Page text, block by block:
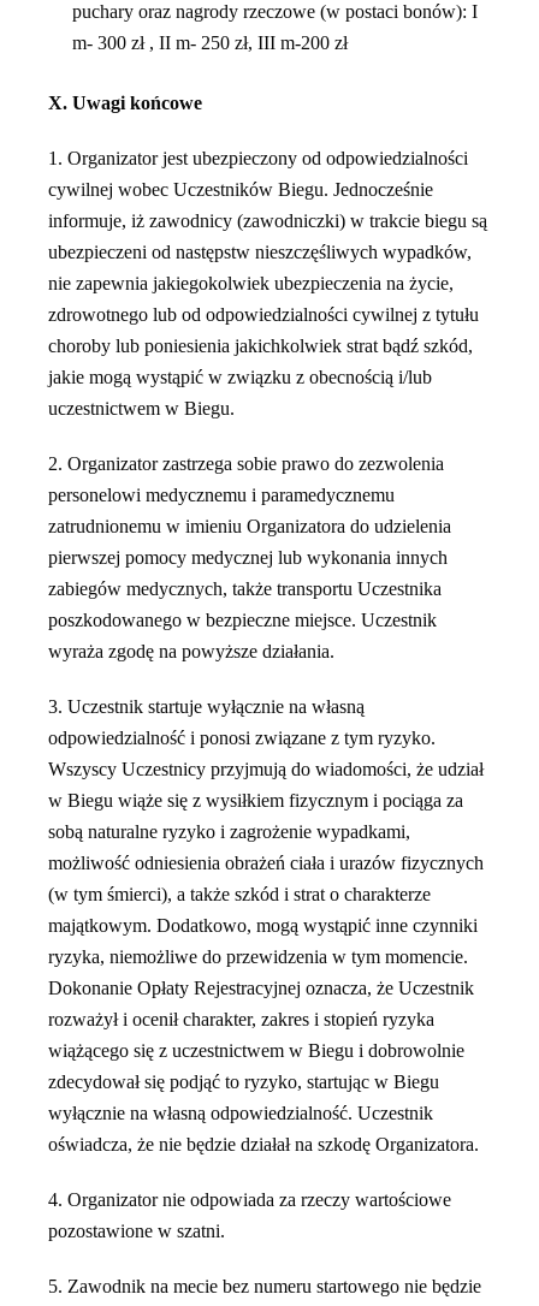
puchary oraz nagrody rzeczowe (w postaci bonów): I
m- 300 zł , II m- 250 zł, III m-200 zł
X. Uwagi końcowe
1. Organizator jest ubezpieczony od odpowiedzialności
cywilnej wobec Uczestników Biegu. Jednocześnie
informuje, iż zawodnicy (zawodniczki) w trakcie biegu są
ubezpieczeni od następstw nieszczęśliwych wypadków,
nie zapewnia jakiegokolwiek ubezpieczenia na życie,
zdrowotnego lub od odpowiedzialności cywilnej z tytułu
choroby lub poniesienia jakichkolwiek strat bądź szkód,
jakie mogą wystąpić w związku z obecnością i/lub
uczestnictwem w Biegu.
2. Organizator zastrzega sobie prawo do zezwolenia
personelowi medycznemu i paramedycznemu
zatrudnionemu w imieniu Organizatora do udzielenia
pierwszej pomocy medycznej lub wykonania innych
zabiegów medycznych, także transportu Uczestnika
poszkodowanego w bezpieczne miejsce. Uczestnik
wyraża zgodę na powyższe działania.
3. Uczestnik startuje wyłącznie na własną
odpowiedzialność i ponosi związane z tym ryzyko.
Wszyscy Uczestnicy przyjmują do wiadomości, że udział
w Biegu wiąże się z wysiłkiem fizycznym i pociąga za
sobą naturalne ryzyko i zagrożenie wypadkami,
możliwość odniesienia obrażeń ciała i urazów fizycznych
(w tym śmierci), a także szkód i strat o charakterze
majątkowym. Dodatkowo, mogą wystąpić inne czynniki
ryzyka, niemożliwe do przewidzenia w tym momencie.
Dokonanie Opłaty Rejestracyjnej oznacza, że Uczestnik
rozważył i ocenił charakter, zakres i stopień ryzyka
wiążącego się z uczestnictwem w Biegu i dobrowolnie
zdecydował się podjąć to ryzyko, startując w Biegu
wyłącznie na własną odpowiedzialność. Uczestnik
oświadcza, że nie będzie działał na szkodę Organizatora.
4. Organizator nie odpowiada za rzeczy wartościowe
pozostawione w szatni.
5. Zawodnik na mecie bez numeru startowego nie będzie